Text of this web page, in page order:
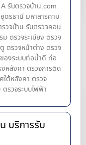
รับตรวจบ้าน.com
ดรธานี มหาสารคาม
วจบ้าน รับตรวจคอน
ตรวจระเบียง ตรวจ
ตรวจหน้าต่าง​ ตรวจ
องระบบท่อน้ำ​ดี ท่อ
งหลังคา ตรวจการติด
ใต้หลังคา ตรวจ
รวจระบบไฟฟ้า
บริการรับ